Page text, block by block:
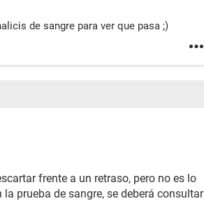
de sangre para ver que pasa ;)
frente a un retraso, pero no es lo
prueba de sangre, se deberá consultar